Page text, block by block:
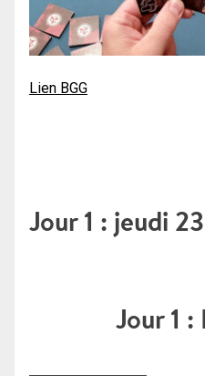
Lien BGG
Jour 1 : jeudi
Jour 1 :